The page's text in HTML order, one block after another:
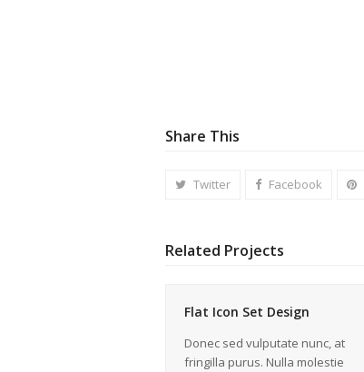
Share This
Twitter Facebook
Related Projects
Flat Icon Set Design
Donec sed vulputate nunc, at
fringilla purus. Nulla molestie